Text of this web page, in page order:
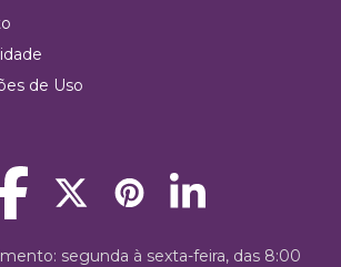
de Uso
segunda à sexta-feira, das 8:00